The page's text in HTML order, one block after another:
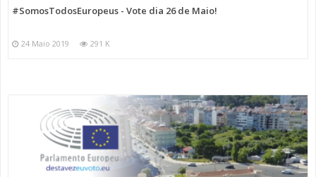
#SomosTodosEuropeus - Vote dia 26 de Maio!
24 Maio 2019 291 K